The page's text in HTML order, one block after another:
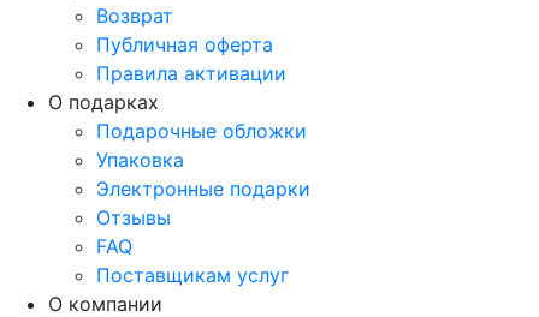
Возврат
Публичная оферта
Правила активации
О подарках
Подарочные обложки
Упаковка
Электронные подарки
Отзывы
FAQ
Поставщикам услуг
О компании